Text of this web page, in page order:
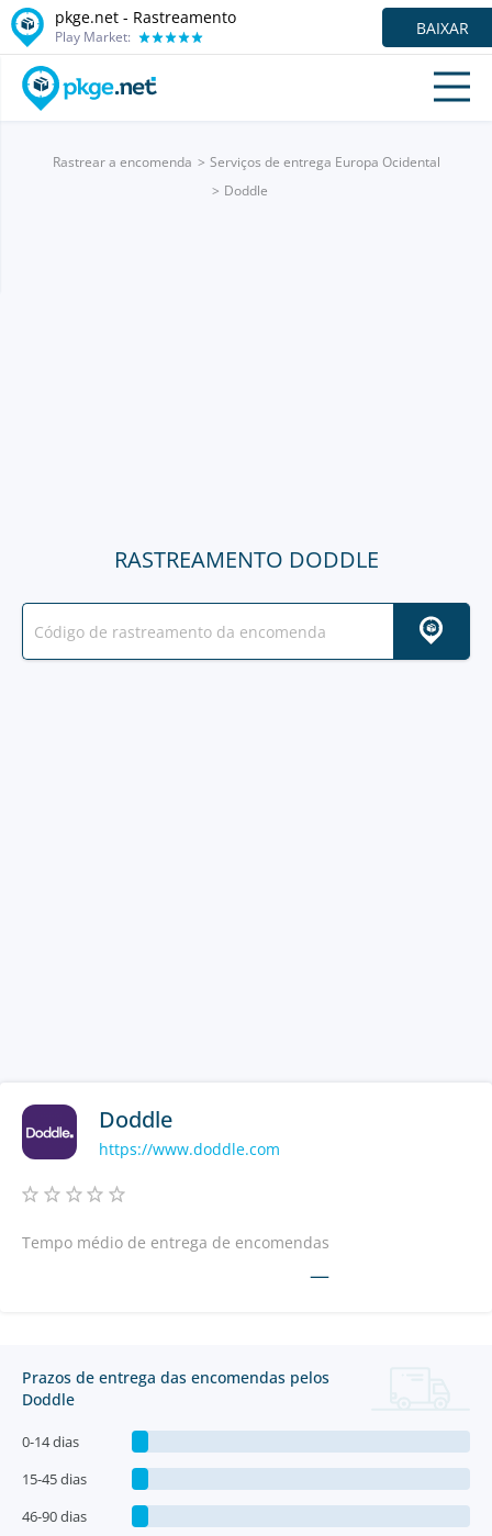
pkge.net - Rastreamento
Play Market: BAIXAR
Rastrear a encomenda
Serviços de entrega Europa Ocidental
Doddle
RASTREAMENTO DODDLE
Doddle
https://www.doddle.com
Tempo médio de entrega de encomendas
—
Prazos de entrega das encomendas pelos
Doddle
0-14 dias
15-45 dias
46-90 dias